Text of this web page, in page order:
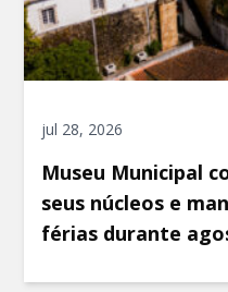
jul 28, 2026
Museu Municipal
seus núcleos e
férias durante